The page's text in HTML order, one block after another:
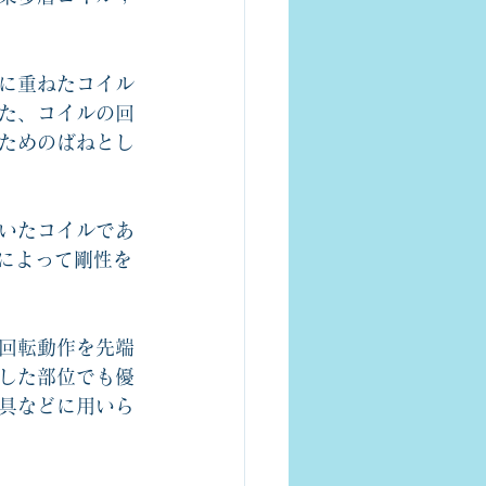
重ねたコイル
、コイルの回
めのばねとし
たコイルであ
よって剛性を
転動作を先端
た部位でも優
などに用いら